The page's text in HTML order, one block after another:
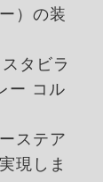
）の装
タビラ
ー コル
ステア
現しま